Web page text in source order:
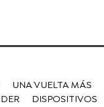
UNA VUELTA MÁS
DISPOSITIVOS